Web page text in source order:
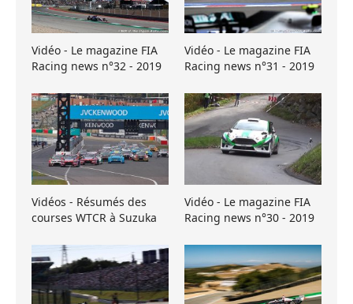
Vidéo - Le magazine FIA
Racing news n°32 - 2019
Vidéo - Le magazine FIA
Racing news n°31 - 2019
Vidéos - Résumés des
courses WTCR à Suzuka
Vidéo - Le magazine FIA
Racing news n°30 - 2019